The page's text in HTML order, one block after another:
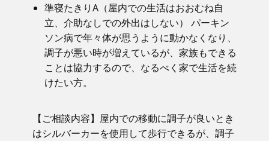
準寝たきりA（屋内での生活はおおむね自
立、介助なしでの外出はしない） パーキン
ソン病で年々体が思うように動かなくなり、
調子が悪い時が増えているが、家族もできる
ことは協力するので、なるべく家で生活を続
けたい方。
【ご相談内容】​屋内での移動に調子が良いとき
はシルバーカーを使用して歩行できるが、調子